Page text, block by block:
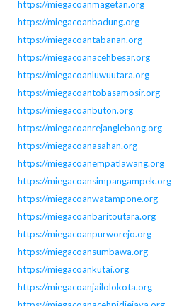
https://miegacoanmagetan.org
https://miegacoanbadung.org
https://miegacoantabanan.org
https://miegacoanacehbesar.org
https://miegacoanluwuutara.org
https://miegacoantobasamosir.org
https://miegacoanbuton.org
https://miegacoanrejanglebong.org
https://miegacoanasahan.org
https://miegacoanempatlawang.org
https://miegacoansimpangampek.org
https://miegacoanwatampone.org
https://miegacoanbaritoutara.org
https://miegacoanpurworejo.org
https://miegacoansumbawa.org
https://miegacoankutai.org
https://miegacoanjailolokota.org